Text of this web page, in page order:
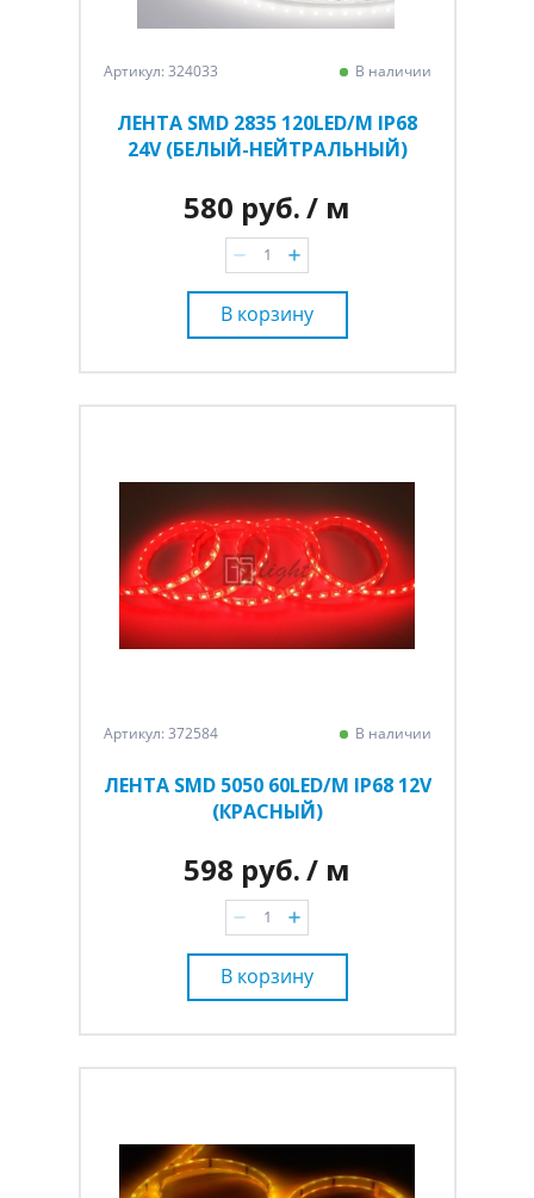
Артикул: 324033 В наличии
ЛЕНТА SMD 2835 120LED/M IP68
24V (БЕЛЫЙ-НЕЙТРАЛЬНЫЙ)
580 руб./ м
В корзину
Артикул: 372584 В наличии
ЛЕНТА SMD 5050 60LED/M IP68 12V
(КРАСНЫЙ)
598 руб./ м
В корзину